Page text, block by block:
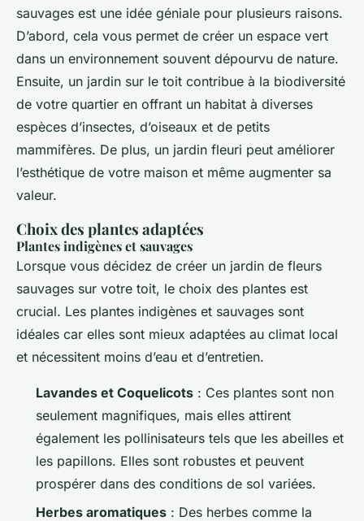
sauvages est une idée géniale pour plusieurs raisons.
D’abord, cela vous permet de créer un espace vert
dans un environnement souvent dépourvu de nature.
Ensuite, un jardin sur le toit contribue à la biodiversité
de votre quartier en offrant un habitat à diverses
espèces d’insectes, d’oiseaux et de petits
mammifères. De plus, un jardin fleuri peut améliorer
l’esthétique de votre maison et même augmenter sa
valeur.
Choix des plantes adaptées
Plantes indigènes et sauvages
Lorsque vous décidez de créer un jardin de fleurs
sauvages sur votre toit, le choix des plantes est
crucial. Les plantes indigènes et sauvages sont
idéales car elles sont mieux adaptées au climat local
et nécessitent moins d’eau et d’entretien.
Lavandes et Coquelicots : Ces plantes sont non
seulement magnifiques, mais elles attirent
également les pollinisateurs tels que les abeilles et
les papillons. Elles sont robustes et peuvent
prospérer dans des conditions de sol variées.
Herbes aromatiques : Des herbes comme la